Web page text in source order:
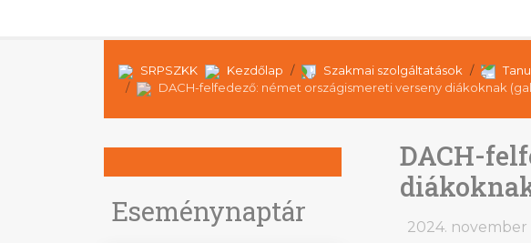
SRPSZKK Kezdőlap Szakmai szolgáltatások
DACH-felfedező: német országismereti verseny diákoknak
Eseménynaptár
DACH-
2024. november